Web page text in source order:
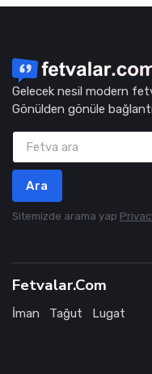
Gelecek nesil modern
Gönülden gönüle
Ara
Sitemizde arama yap
Fetvalar.Com
İman Tağut Lugat